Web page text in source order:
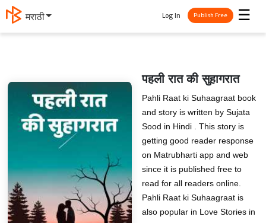
मराठी ☰
Log In Publish Free
पहली रात की सुहागरात
Pahli Raat ki Suhaagraat book
and story is written by Sujata
Sood in Hindi . This story is
getting good reader response
on Matrubharti app and web
since it is published free to
read for all readers online.
Pahli Raat ki Suhaagraat is
also popular in Love Stories in